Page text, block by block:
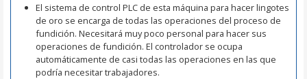
El sistema de control PLC de esta máquina para hacer lingotes
de oro se encarga de todas las operaciones del proceso de
fundición. Necesitará muy poco personal para hacer sus
operaciones de fundición. El controlador se ocupa
automáticamente de casi todas las operaciones en las que
podría necesitar trabajadores.